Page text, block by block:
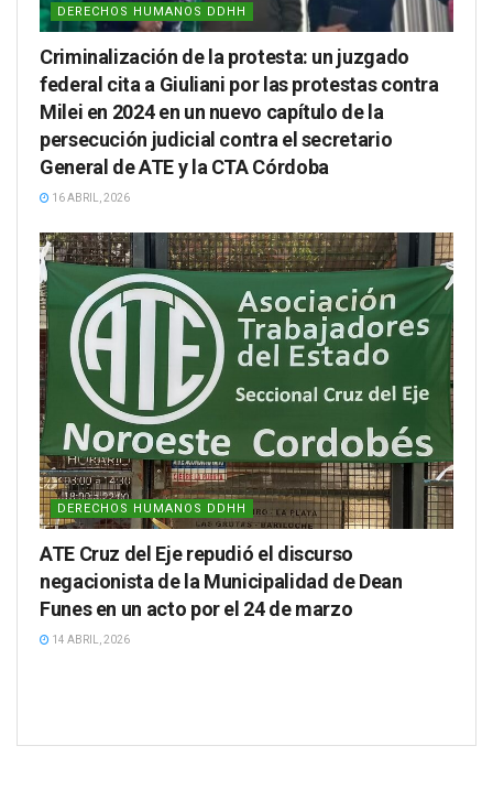
DERECHOS HUMANOS DDHH
Criminalización de la protesta: un juzgado
federal cita a Giuliani por las protestas contra
Milei en 2024 en un nuevo capítulo de la
persecución judicial contra el secretario
General de ATE y la CTA Córdoba
16 ABRIL, 2026
DERECHOS HUMANOS DDHH
ATE Cruz del Eje repudió el discurso
negacionista de la Municipalidad de Dean
Funes en un acto por el 24 de marzo
14 ABRIL, 2026